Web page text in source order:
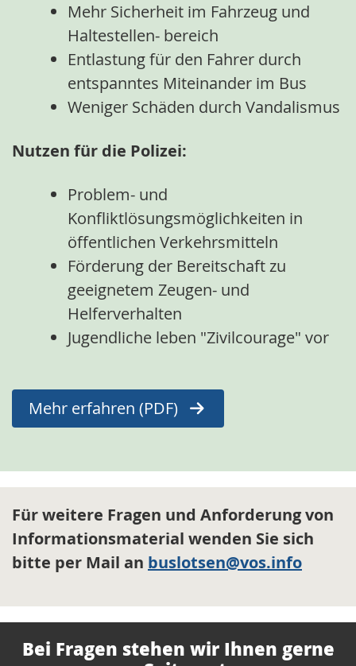
Mehr Sicherheit im Fahrzeug und
Haltestellen- bereich
Entlastung für den Fahrer durch
entspanntes Miteinander im Bus
Weniger Schäden durch Vandalismus
Nutzen für die Polizei:
Problem- und
Konfliktlösungsmöglichkeiten in
öffentlichen Verkehrsmitteln
Förderung der Bereitschaft zu
geeignetem Zeugen- und
Helferverhalten
Jugendliche leben "Zivilcourage" vor
Mehr erfahren (PDF)
Für weitere Fragen und Anforderung von
Informationsmaterial wenden Sie sich
bitte per Mail an buslotsen@vos.info
Bei Fragen stehen wir Ihnen gerne